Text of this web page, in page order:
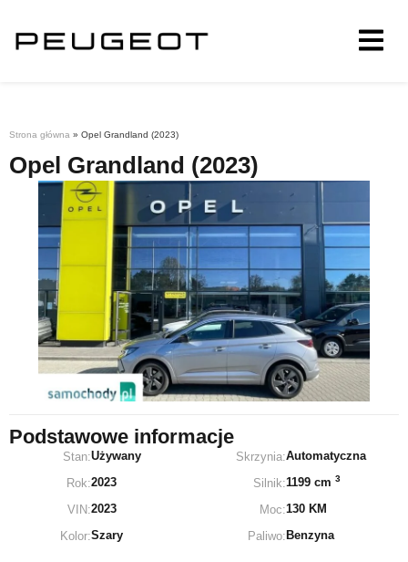
Strona główna » Opel Grandland (2023)
Opel Grandland (2023)
Podstawowe informacje
Stan:
Rok:
VIN:
Kolor:
Używany
2023
2023
Szary
Skrzynia:
Silnik:
Moc:
Paliwo:
Automatyczna
1199 cm3
130 KM
Benzyna